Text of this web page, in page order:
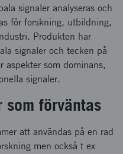
signaler analyseras och
för forskning, utbildning,
Produkten har
signaler och tecken på
aspekter som dominans,
signaler.
förväntas
att användas på en rad
men också t ex